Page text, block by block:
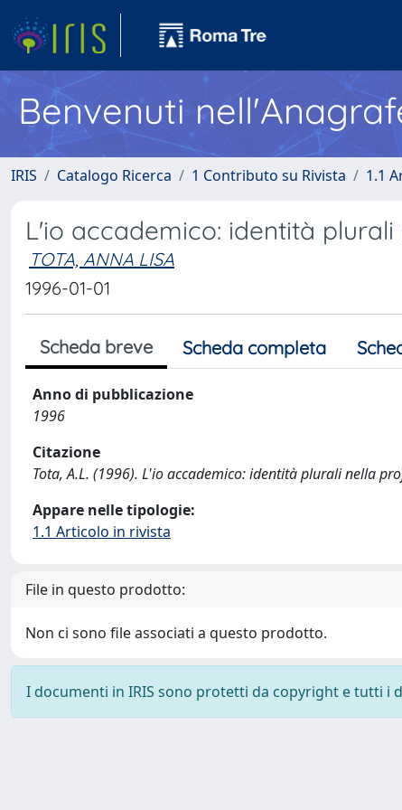
Benvenuti
IRIS Catalogo Ricerca 1 Contributo su Rivista 1.1
L'io accademico: identità
TOTA, ANNA LISA
1996-01-01
Scheda breve Scheda completa
Anno di pubblicazione
1996
Citazione
Tota, A.L. (1996). L'io accademico: identità plurali nella
Appare nelle tipologie:
1.1 Articolo in rivista
File in questo prodotto:
Non ci sono file associati a questo prodotto.
I documenti in IRIS sono protetti da copyright e tutti i